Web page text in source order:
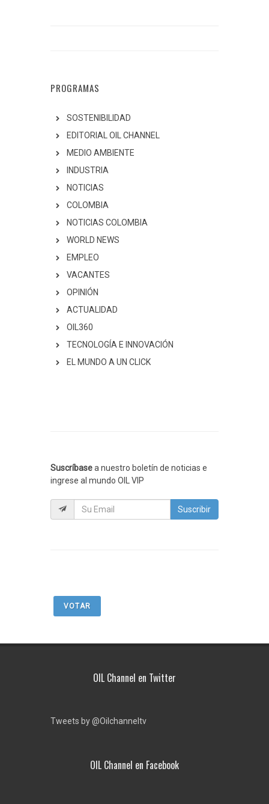
PROGRAMAS
SOSTENIBILIDAD
EDITORIAL OIL CHANNEL
MEDIO AMBIENTE
INDUSTRIA
NOTICIAS
COLOMBIA
NOTICIAS COLOMBIA
WORLD NEWS
EMPLEO
VACANTES
OPINIÓN
ACTUALIDAD
OIL360
TECNOLOGÍA E INNOVACIÓN
EL MUNDO A UN CLICK
Suscríbasea nuestro boletín de noticias e
ingrese al mundo OIL VIP
Suscribir
VOTAR
OIL Channel en Twitter
Tweets by @Oilchanneltv
OIL Channel en Facebook